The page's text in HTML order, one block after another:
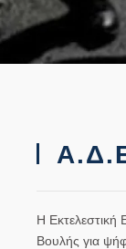
Η
Βουλής για